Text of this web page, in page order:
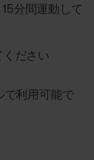
分間運動して
ください
で利用可能で